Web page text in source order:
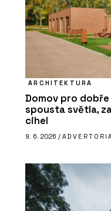
ARCHITEKTURA
Domov pro
spousta světla,
cihel
9. 6. 2026 /